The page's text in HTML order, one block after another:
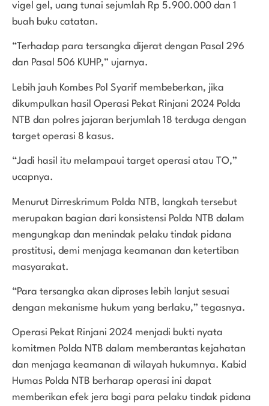
vigel gel, uang tunai sejumlah Rp 5.900.000 dan 1
buah buku catatan.
“Terhadap para tersangka dijerat dengan Pasal 296
dan Pasal 506 KUHP,” ujarnya.
Lebih jauh Kombes Pol Syarif membeberkan, jika
dikumpulkan hasil Operasi Pekat Rinjani 2024 Polda
NTB dan polres jajaran berjumlah 18 terduga dengan
target operasi 8 kasus.
“Jadi hasil itu melampaui target operasi atau TO,”
ucapnya.
Menurut Dirreskrimum Polda NTB, langkah tersebut
merupakan bagian dari konsistensi Polda NTB dalam
mengungkap dan menindak pelaku tindak pidana
prostitusi, demi menjaga keamanan dan ketertiban
masyarakat.
“Para tersangka akan diproses lebih lanjut sesuai
dengan mekanisme hukum yang berlaku,” tegasnya.
Operasi Pekat Rinjani 2024 menjadi bukti nyata
komitmen Polda NTB dalam memberantas kejahatan
dan menjaga keamanan di wilayah hukumnya. Kabid
Humas Polda NTB berharap operasi ini dapat
memberikan efek jera bagi para pelaku tindak pidana